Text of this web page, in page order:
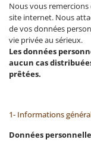
Nous vous
site internet. Nous
de vos données
vie privée au sérieux.
Les données
aucun cas
prêtées.
1- Informations
Données